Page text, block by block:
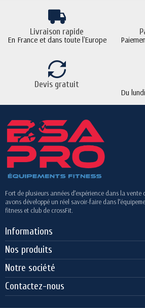
Livraison rapide
En France et dans toute l'Europe
Devis gratuit
Du
Fort de plusieurs années d’expérience dans la
avons développé un réel savoir-faire dans
fitness et club de crossFit.
Informations
Nos produits
Notre société
Contactez-nous